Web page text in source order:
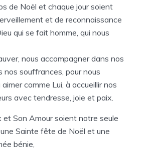
de Noël et chaque jour soient
et de reconnaissance
qui se fait homme, qui nous
nous accompagner dans nos
nos souffrances, pour nous
comme Lui, à accueillir nos
avec tendresse, joie et paix.
et Son Amour soient notre seule
Sainte fête de Noël et une
bénie,